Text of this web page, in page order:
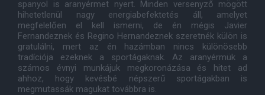
spanyol is aranyérmet nyert. Minden versenyző mögött
hihetetlenül nagy energiabefektetés áll, amelyet
megfelelően el kell ismerni, de én mégis Javier
Fernandeznek és Regino Hernandeznek szeretnék külön is
gratulálni, mert az én hazámban nincs különösebb
tradíciója ezeknek a sportágaknak. Az aranyérmük a
számos évnyi munkájuk megkoronázása és hitet ad
ahhoz, hogy kevésbé népszerű sportágakban is
megmutassák magukat továbbra is.